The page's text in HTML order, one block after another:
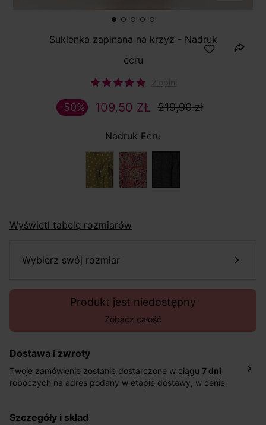
Sukienka zapinana na krzyż - Nadruk
ecru
109,50 ZŁ 219,90 zł
-50%
Nadruk Ecru
Wyświetl tabelę rozmiarów
wybierz swój rozmiar
Produkt jest niedostępny
Zobacz całość
Dostawa i zwroty
Twoje zamówienie zostanie dostarczone w ciągu 7 dni
roboczych na adres podany w etapie dostawy, w cenie
pośrednictwem DHL Express.
szczegóły i skład